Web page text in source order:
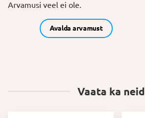
Arvamusi veel ei ole.
Avalda arvamust
Vaata ka neid